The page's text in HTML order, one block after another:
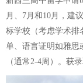
月、7月和10月，建
标学校（考虑学术排
单、语言证明如雅思
（通常2-4周）。获